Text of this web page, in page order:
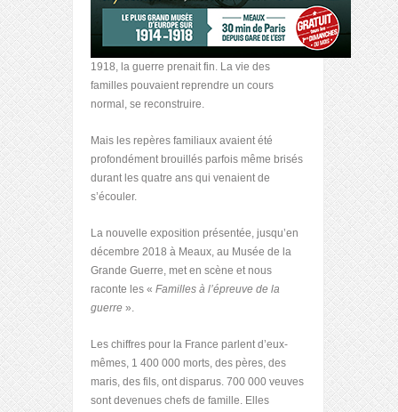
1918, la guerre prenait fin. La vie des
familles pouvaient reprendre un cours
normal, se reconstruire.
Mais les repères familiaux avaient été
profondément brouillés parfois même brisés
durant les quatre ans qui venaient de
s’écouler.
La nouvelle exposition présentée, jusqu’en
décembre 2018 à Meaux, au Musée de la
Grande Guerre, met en scène et nous
raconte les « Familles à l’épreuve de la
guerre ».
Les chiffres pour la France parlent d’eux-
mêmes, 1 400 000 morts, des pères, des
maris, des fils, ont disparus. 700 000 veuves
sont devenues chefs de famille. Elles